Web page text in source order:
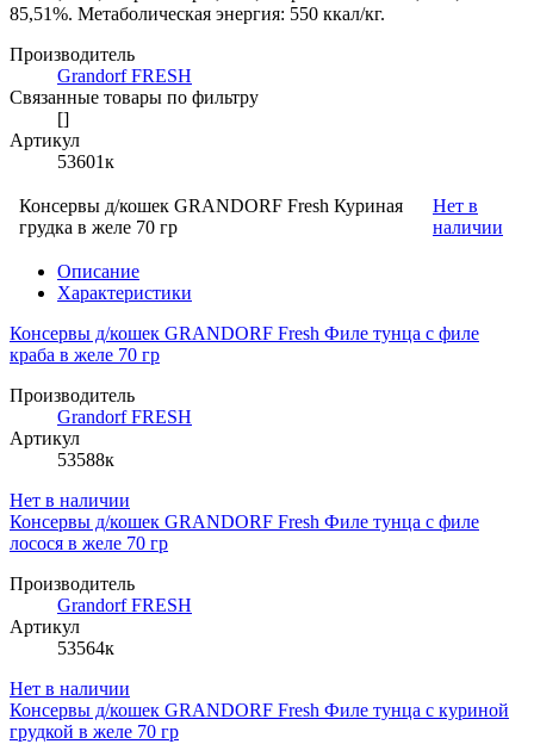
85,51%. Метаболическая энергия: 550 ккал/кг.
Производитель
Grandorf FRESH
Связанные товары по фильтру
[]
Артикул
53601к
Консервы д/кошек GRANDORF Fresh Куриная
грудка в желе 70 гр
Нет в
наличии
Описание
Характеристики
Консервы д/кошек GRANDORF Fresh Филе тунца с филе
краба в желе 70 гр
Производитель
Grandorf FRESH
Артикул
53588к
Нет в наличии
Консервы д/кошек GRANDORF Fresh Филе тунца с филе
лосося в желе 70 гр
Производитель
Grandorf FRESH
Артикул
53564к
Нет в наличии
Консервы д/кошек GRANDORF Fresh Филе тунца с куриной
грудкой в желе 70 гр